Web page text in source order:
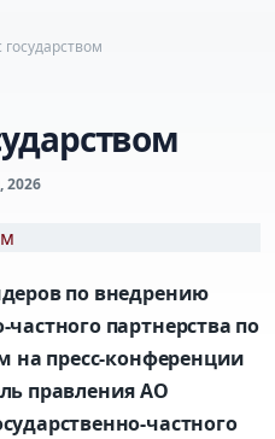
2026
по внедрению
частного партнерства по
на пресс-конференции
правления АО
частного